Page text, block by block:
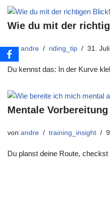
Wie du mit der
von andre riding_tip 31.
Du kennst das: In der Kurve
Mentale
von andre training_insight
Du planst deine Route,